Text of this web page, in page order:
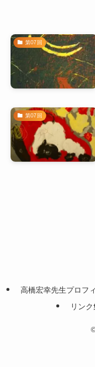
第07回
第07回
高橋宏幸先生プロフ
リンク